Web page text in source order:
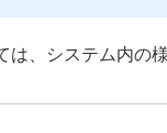
、システム内の様